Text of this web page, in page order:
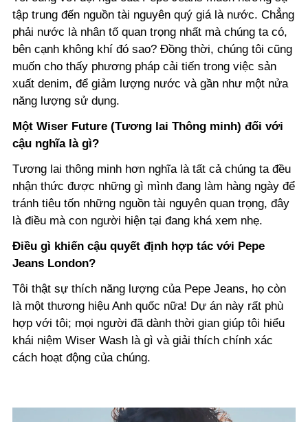
tập trung đến nguồn tài nguyên quý giá là nước. Chẳng
phải nước là nhân tố quan trọng nhất mà chúng ta có,
bên cạnh không khí đó sao? Đồng thời, chúng tôi cũng
muốn cho thấy phương pháp cải tiến trong việc sản
xuất denim, để giảm lượng nước và gần như một nửa
năng lượng sử dụng.
Một Wiser Future (Tương lai Thông minh) đối với
cậu nghĩa là gì?
Tương lai thông minh hơn nghĩa là tất cả chúng ta đều
nhận thức được những gì mình đang làm hàng ngày để
tránh tiêu tốn những nguồn tài nguyên quan trọng, đây
là điều mà con người hiện tại đang khá xem nhẹ.
Điều gì khiến cậu quyết định hợp tác với Pepe
Jeans London?
Tôi thật sự thích năng lượng của Pepe Jeans, họ còn
là một thương hiệu Anh quốc nữa! Dự án này rất phù
hợp với tôi; mọi người đã dành thời gian giúp tôi hiểu
khái niệm Wiser Wash là gì và giải thích chính xác
cách hoạt động của chúng.